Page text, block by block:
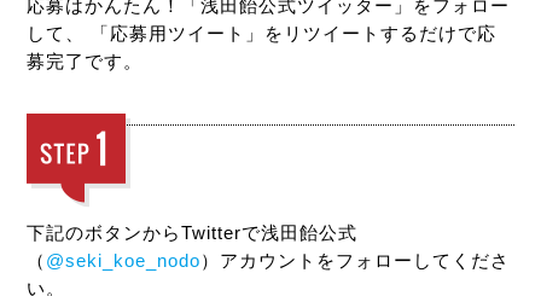
応募はかんたん！「浅田飴公式ツイッター」をフォロー
して、
「応募用ツイート」をリツイートするだけで応
募完了です。
下記のボタンからTwitterで浅田飴公式
（ @seki_koe_nodo）アカウントをフォローしてくださ
い。